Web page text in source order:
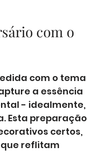
com o
com o tema
a essência
- idealmente,
Esta preparação
certos,
reflitam